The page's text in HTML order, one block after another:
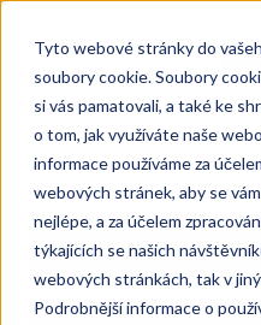
Tyto webové stránky do
soubory cookie. Soubory
si vás pamatovali, a také ke
o tom, jak využíváte naše
informace používáme za
webových stránek, aby se
nejlépe, a za účelem
týkajících se našich
webových stránkách, tak v
Podrobnější informace o
hlavnímu
obsahu
MÁM ZÁJEM O
CZ +420733690207